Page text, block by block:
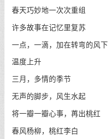
春天巧妙地一次次重组
许多故事在记忆里复苏
一点，一滴，加在转弯的风下
温度上升
三月，多情的季节
无声的脚步，风生水起
将一瓣一瓣心事，苒出桃红
春风杨柳，桃红李白